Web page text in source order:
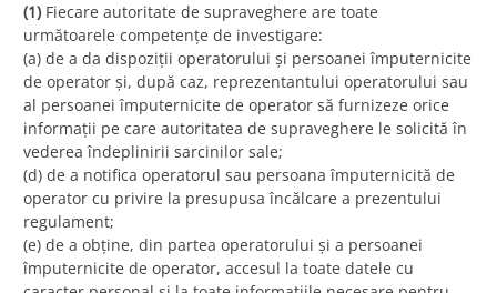
(1) Fiecare autoritate de supraveghere are toate
următoarele competențe de investigare:
(a) de a da dispoziții operatorului și persoanei împuternicite
de operator și, după caz, reprezentantului operatorului sau
al persoanei împuternicite de operator să furnizeze orice
informații pe care autoritatea de supraveghere le solicită în
vederea îndeplinirii sarcinilor sale;
(d) de a notifica operatorul sau persoana împuternicită de
operator cu privire la presupusa încălcare a prezentului
regulament;
(e) de a obține, din partea operatorului și a persoanei
împuternicite de operator, accesul la toate datele cu